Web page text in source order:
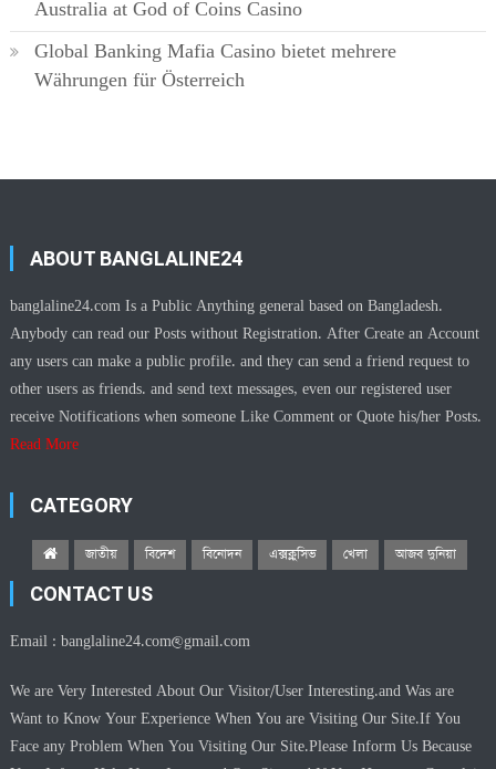
Australia at God of Coins Casino
Global Banking Mafia Casino bietet mehrere
Währungen für Österreich
ABOUT BANGLALINE24
banglaline24.com Is a Public Anything general based on Bangladesh.
Anybody can read our Posts without Registration. After Create an Account
any users can make a public profile. and they can send a friend request to
other users as friends. and send text messages, even our registered user
receive Notifications when someone Like Comment or Quote his/her Posts.
Read More
CATEGORY
জাতীয় বিদেশ বিনোদন এক্সক্লুসিভ খেলা আজব দুনিয়া
CONTACT US
Email :banglaline24.com@gmail.com
We are Very Interested About Our Visitor/User Interesting.and Was are
Want to Know Your Experience When You are Visiting Our Site.If You
Face any Problem When You Visiting Our Site.Please Inform Us Because